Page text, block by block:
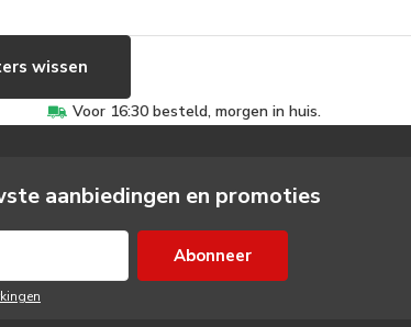
wissen
Voor 16:30 besteld, morgen in huis.
aanbiedingen en promoties
Abonneer